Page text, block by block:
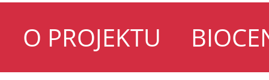
O PROJEKTU